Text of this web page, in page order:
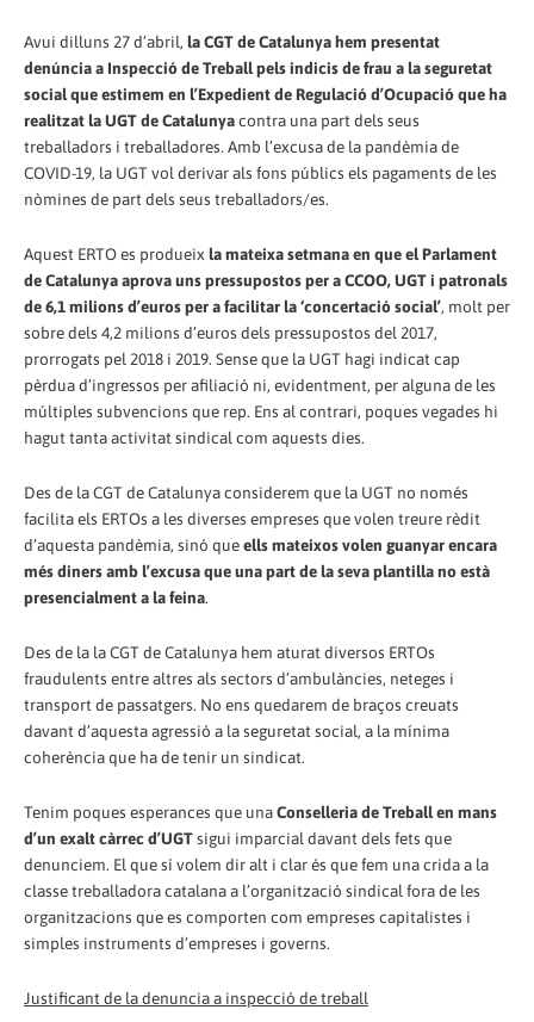
Avui dilluns 27 d’abril, la CGT de Catalunya hem presentat
denúncia a Inspecció de Treball pels indicis de frau a la seguretat
social que estimem en l’Expedient de Regulació d’Ocupació que ha
realitzat la UGT de Catalunyacontra una part dels seus
treballadors i treballadores. Amb l’excusa de la pandèmia de
COVID-19, la UGT vol derivar als fons públics els pagaments de les
nòmines de part dels seus treballadors/es.
Aquest ERTO es produeix la mateixa setmana en que el Parlament
de Catalunya aprova uns pressupostos per a CCOO, UGT i patronals
de 6,1 milions d’euros per a facilitar la ‘concertació social’, molt per
sobre dels 4,2 milions d’euros dels pressupostos del 2017,
prorrogats pel 2018 i 2019. Sense que la UGT hagi indicat cap
pèrdua d’ingressos per afiliació ni, evidentment, per alguna de les
múltiples subvencions que rep. Ens al contrari, poques vegades hi
hagut tanta activitat sindical com aquests dies.
Des de la CGT de Catalunya considerem que la UGT no només
facilita els ERTOs a les diverses empreses que volen treure rèdit
d’aquesta pandèmia, sinó queells mateixos volen guanyar encara
més diners amb l’excusa que una part de la seva plantilla no està
presencialment a la feina.
Des de la la CGT de Catalunya hem aturat diversos ERTOs
fraudulents entre altres als sectors d’ambulàncies, neteges i
transport de passatgers. No ens quedarem de braços creuats
davant d’aquesta agressió a la seguretat social, a la mínima
coherència que ha de tenir un sindicat.
Tenim poques esperances que unaConselleria de Treball en mans
d’un exalt càrrec d’UGTsigui imparcial davant dels fets que
denunciem. El que sí volem dir alt i clar és que fem una crida a la
classe treballadora catalana a l’organització sindical fora de les
organitzacions que es comporten com empreses capitalistes i
simples instruments d’empreses i governs.
Justificant de la denuncia a inspecció de treball